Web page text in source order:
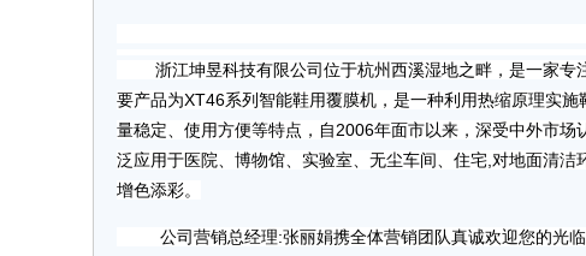
中网市场发布: 浙
浙江坤昱科技有限公司位于杭州西溪湿地之畔，是一家专
要产品为XT46系列智能鞋用覆膜机，是一种利用热缩原理实
量稳定、使用方便等特点，自2006年面市以来，深受中外市
泛应用于医院、博物馆、实验室、无尘车间、住宅,对地面清
增色添彩。
公司营销总经理:张丽娟携全体营销团队真诚欢迎您的光临